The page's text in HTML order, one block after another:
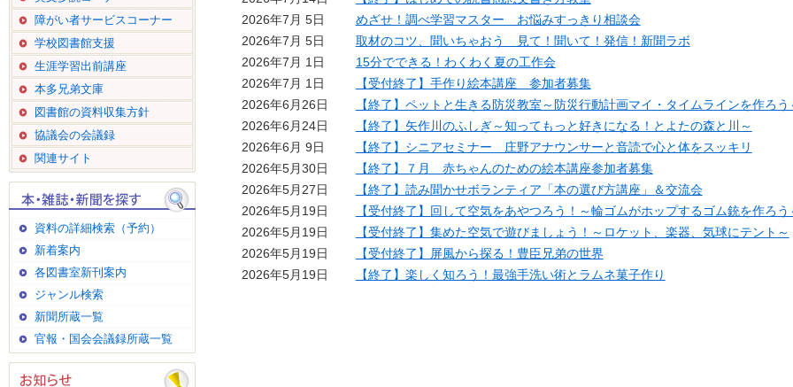
障がい者サービスコーナー
学校図書館支援
生涯学習出前講座
本多兄弟文庫
図書館の資料収集方針
協議会の会議録
関連サイト
資料の詳細検索（予約）
新着案内
各図書室新刊案内
ジャンル検索
新聞所蔵一覧
官報・国会会議録所蔵一覧
2026年7月 5日
めざせ！調べ学習マスター お悩みすっきり相談会
2026年7月 5日
取材のコツ、聞いちゃおう 見て！聞いて！発信！新聞ラボ
2026年7月 1日
15分でできる！わくわく夏の工作会
2026年7月 1日
【受付終了】手作り絵本講座 参加者募集
2026年6月26日
【終了】ペットと生きる防災教室～防災行動計画マイ・タイムラインを作ろう
2026年6月24日
【終了】矢作川のふしぎ～知ってもっと好きになる！とよたの森と川～
2026年6月 9日
【終了】シニアセミナー 庄野アナウンサーと音読で心と体をスッキリ
2026年5月30日
【終了】７月 赤ちゃんのための絵本講座参加者募集
2026年5月27日
【終了】読み聞かせボランティア「本の選び方講座」＆交流会
2026年5月19日
【受付終了】回して空気をあやつろう！～輪ゴムがホップするゴム銃を作ろう
2026年5月19日
【受付終了】集めた空気で遊びましょう！～ロケット、楽器、気球にテント～
2026年5月19日
【受付終了】屏風から探る！豊臣兄弟の世界
2026年5月19日
【終了】楽しく知ろう！最強手洗い術とラムネ菓子作り